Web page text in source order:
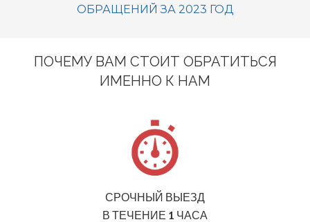
ОБРАЩЕНИЙ ЗА 2023 ГОД
ПОЧЕМУ ВАМ СТОИТ ОБРАТИТЬСЯ
ИМЕННО К НАМ
СРОЧНЫЙ ВЫЕЗД
В ТЕЧЕНИЕ 1 ЧАСА